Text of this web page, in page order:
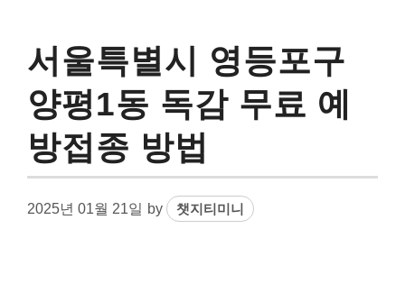
서울특별시 영등포구
양평1동 독감 무료 예
방접종 방법
2025년 01월 21일 by 챗지티미니